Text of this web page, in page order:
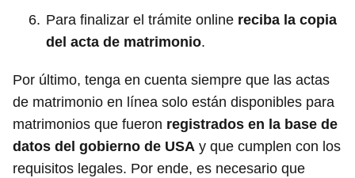
Para finalizar el trámite online reciba la copia
del acta de matrimonio.
Por último, tenga en cuenta siempre que las actas
de matrimonio en línea solo están disponibles para
matrimonios que fueron registrados en la base de
datos del gobierno de USA y que cumplen con los
requisitos legales. Por ende, es necesario que